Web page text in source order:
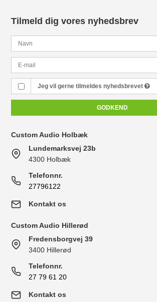
Tilmeld dig vores nyhedsbrev
Jeg vil gerne tilmeldes nyhedsbrevet
GODKEND
Custom Audio Holbæk
Lundemarksvej 23b
4300 Holbæk
Telefonnr.
27796122
Kontakt os
Custom Audio Hillerød
Fredensborgvej 39
3400 Hillerød
Telefonnr.
27 79 61 20
Kontakt os